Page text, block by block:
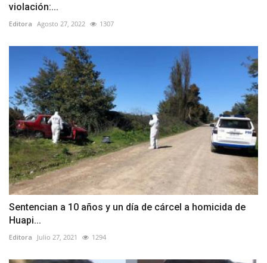
violación:...
Editora Agosto 27, 2022 1307
Sentencian a 10 años y un día de cárcel a homicida de
Huapi...
Editora Julio 27, 2021 1294